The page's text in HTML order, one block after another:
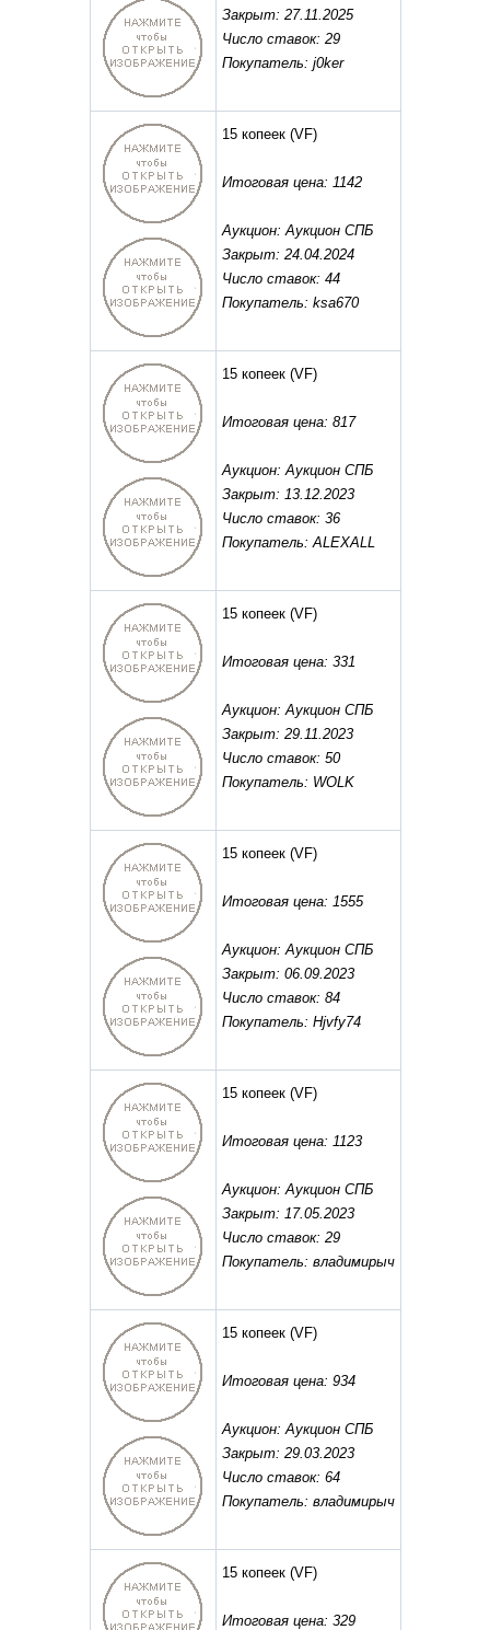
Закрыт: 27.11.2025
Число ставок: 29
Покупатель: j0ker
15 копеек (VF)
Итоговая цена: 1142
Аукцион: Аукцион СПБ
Закрыт: 24.04.2024
Число ставок: 44
Покупатель: ksa670
15 копеек (VF)
Итоговая цена: 817
Аукцион: Аукцион СПБ
Закрыт: 13.12.2023
Число ставок: 36
Покупатель: ALEXALL
15 копеек (VF)
Итоговая цена: 331
Аукцион: Аукцион СПБ
Закрыт: 29.11.2023
Число ставок: 50
Покупатель: WOLK
15 копеек (VF)
Итоговая цена: 1555
Аукцион: Аукцион СПБ
Закрыт: 06.09.2023
Число ставок: 84
Покупатель: Hjvfy74
15 копеек (VF)
Итоговая цена: 1123
Аукцион: Аукцион СПБ
Закрыт: 17.05.2023
Число ставок: 29
Покупатель: владимирыч
15 копеек (VF)
Итоговая цена: 934
Аукцион: Аукцион СПБ
Закрыт: 29.03.2023
Число ставок: 64
Покупатель: владимирыч
15 копеек (VF)
Итоговая цена: 329